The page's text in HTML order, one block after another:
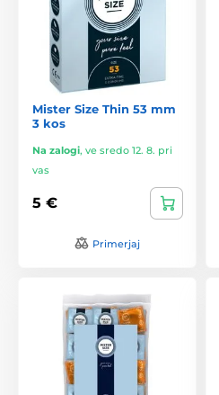
Mister Size Thin 53 mm
3 kos
Na zalogi, ve sredo 12. 8. pri
vas
5 €
Primerjaj